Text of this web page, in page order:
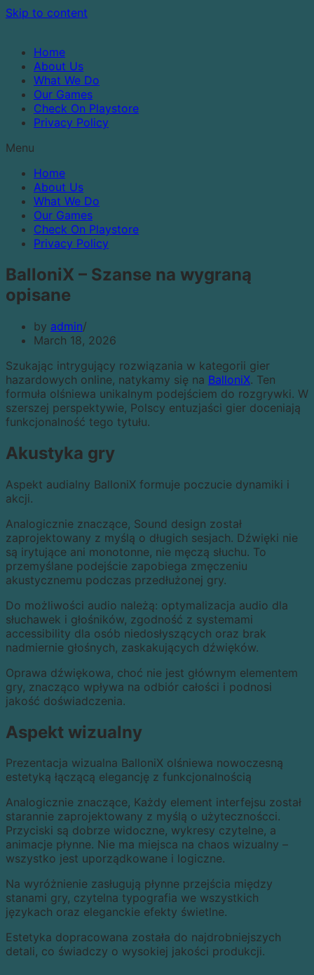
Skip to content
Home
About Us
What We Do
Our Games
Check On Playstore
Privacy Policy
Menu
Home
About Us
What We Do
Our Games
Check On Playstore
Privacy Policy
BalloniX – Szanse na wygraną
opisane
by admin
March 18, 2026
Szukając intrygujący rozwiązania w kategorii gier
hazardowych online, natykamy się na BalloniX. Ten
formuła olśniewa unikalnym podejściem do rozgrywki. W
szerszej perspektywie, Polscy entuzjaści gier doceniają
funkcjonalność tego tytułu.
Akustyka gry
Aspekt audialny BalloniX formuje poczucie dynamiki i
akcji.
Analogicznie znaczące, Sound design został
zaprojektowany z myślą o długich sesjach. Dźwięki nie
są irytujące ani monotonne, nie męczą słuchu. To
przemyślane podejście zapobiega zmęczeniu
akustycznemu podczas przedłużonej gry.
Do możliwości audio należą: optymalizacja audio dla
słuchawek i głośników, zgodność z systemami
accessibility dla osób niedosłyszących oraz brak
nadmiernie głośnych, zaskakujących dźwięków.
Oprawa dźwiękowa, choć nie jest głównym elementem
gry, znacząco wpływa na odbiór całości i podnosi
jakość doświadczenia.
Aspekt wizualny
Prezentacja wizualna BalloniX olśniewa nowoczesną
estetyką łączącą elegancję z funkcjonalnością
Analogicznie znaczące, Każdy element interfejsu został
starannie zaprojektowany z myślą o użytecznoścci.
Przyciski są dobrze widoczne, wykresy czytelne, a
animacje płynne. Nie ma miejsca na chaos wizualny –
wszystko jest uporządkowane i logiczne.
Na wyróżnienie zasługują płynne przejścia między
stanami gry, czytelna typografia we wszystkich
językach oraz eleganckie efekty świetlne.
Estetyka dopracowana została do najdrobniejszych
detali, co świadczy o wysokiej jakości produkcji.